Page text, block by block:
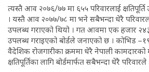
त्यस्तै आव २०७६/७७ मा ६५५ परिवारलाई
। यस्तै आव २०७७/७८ मा भने सबैभन्दा धेरै
उपलब्ध गराएको थियो । गत आवमा एक हजार २४३
उपलब्ध गराइएको बोर्डले जनाएको छ । कोभिड
वैदेशिक रोजगारीका क्रममा धेरै नेपाली
क्षतिपूर्तिका लागि बोर्डमार्फत सबैभन्दा धेरै